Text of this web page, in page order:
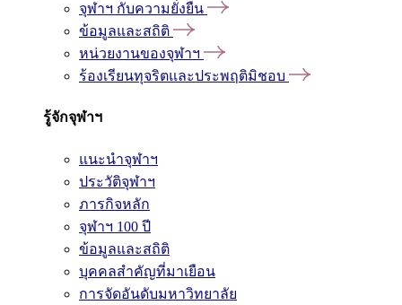
จุฬาฯ กับความยั่งยืน
ข้อมูลและสถิติ
หน่วยงานของจุฬาฯ
ร้องเรียนทุจริตและประพฤติมิชอบ
รู้จักจุฬาฯ
แนะนำจุฬาฯ
ประวัติจุฬาฯ
ภารกิจหลัก
จุฬาฯ 100 ปี
ข้อมูลและสถิติ
บุคคลสำคัญที่มาเยือน
การจัดอันดับมหาวิทยาลัย